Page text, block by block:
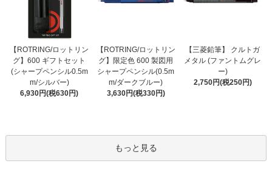
【ROTRING/ロットリン
グ】600 ギフトセット
(シャープペンシル0.5m
m/シルバー)
6,930円(税630円)
【ROTRING/ロットリン
グ】限定色 600 製図用
シャープペンシル(0.5m
m/ダークブルー)
3,630円(税330円)
【三菱鉛筆】 クルトガ
メタル (ファントムグレ
ー)
2,750円(税250円)
もっと見る